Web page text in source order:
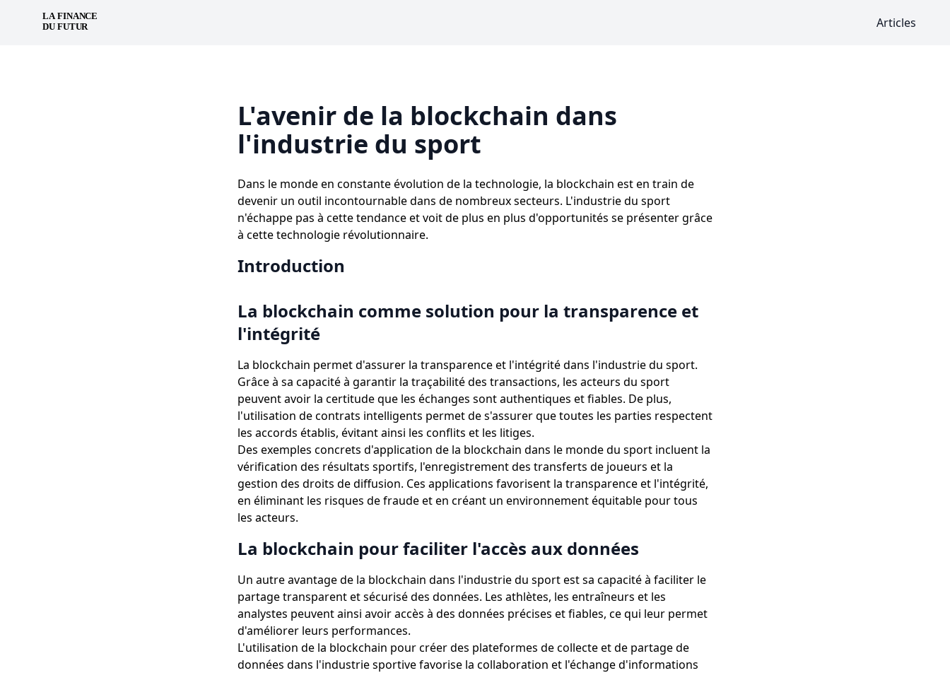
Articles
L'avenir de la blockchain dans
l'industrie du sport
Dans le monde en constante évolution de la technologie, la blockchain est en train de
devenir un outil incontournable dans de nombreux secteurs. L'industrie du sport
n'échappe pas à cette tendance et voit de plus en plus d'opportunités se présenter grâce
à cette technologie révolutionnaire.
Introduction
La blockchain comme solution pour la transparence et
l'intégrité
La blockchain permet d'assurer la transparence et l'intégrité dans l'industrie du sport.
Grâce à sa capacité à garantir la traçabilité des transactions, les acteurs du sport
peuvent avoir la certitude que les échanges sont authentiques et fiables. De plus,
l'utilisation de contrats intelligents permet de s'assurer que toutes les parties respectent
les accords établis, évitant ainsi les conflits et les litiges.
Des exemples concrets d'application de la blockchain dans le monde du sport incluent la
vérification des résultats sportifs, l'enregistrement des transferts de joueurs et la
gestion des droits de diffusion. Ces applications favorisent la transparence et l'intégrité,
en éliminant les risques de fraude et en créant un environnement équitable pour tous
les acteurs.
La blockchain pour faciliter l'accès aux données
Un autre avantage de la blockchain dans l'industrie du sport est sa capacité à faciliter le
partage transparent et sécurisé des données. Les athlètes, les entraîneurs et les
analystes peuvent ainsi avoir accès à des données précises et fiables, ce qui leur permet
d'améliorer leurs performances.
L'utilisation de la blockchain pour créer des plateformes de collecte et de partage de
données dans l'industrie sportive favorise la collaboration et l'échange d'informations